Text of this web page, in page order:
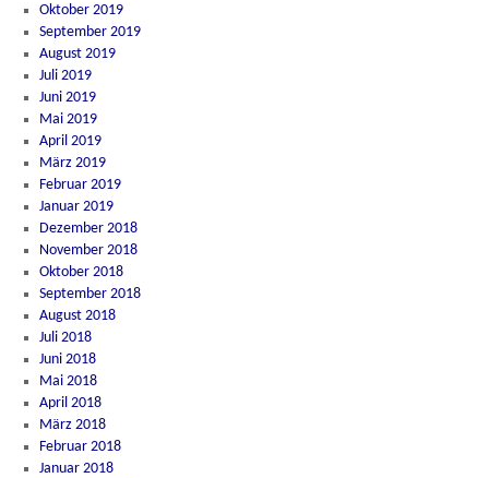
Oktober 2019
September 2019
August 2019
Juli 2019
Juni 2019
Mai 2019
April 2019
März 2019
Februar 2019
Januar 2019
Dezember 2018
November 2018
Oktober 2018
September 2018
August 2018
Juli 2018
Juni 2018
Mai 2018
April 2018
März 2018
Februar 2018
Januar 2018